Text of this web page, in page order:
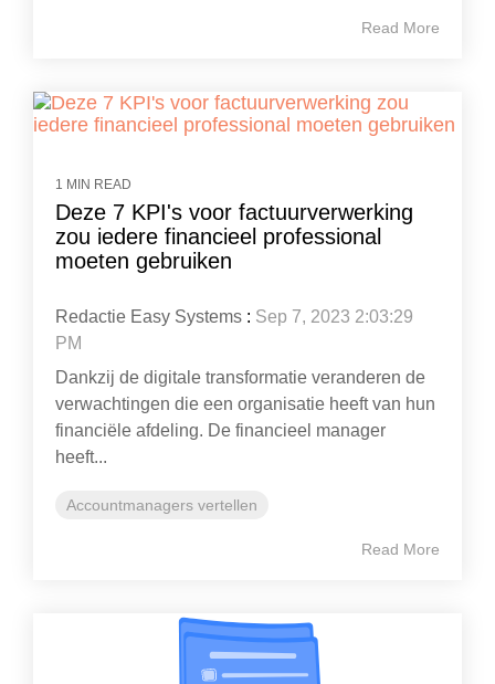
Read More
1 MIN READ
Deze 7 KPI's voor factuurverwerking
zou iedere financieel professional
moeten gebruiken
Redactie Easy Systems : Sep 7, 2023 2:03:29
PM
Dankzij de digitale transformatie veranderen de
verwachtingen die een organisatie heeft van hun
financiële afdeling. De financieel manager
heeft...
Accountmanagers vertellen
Read More